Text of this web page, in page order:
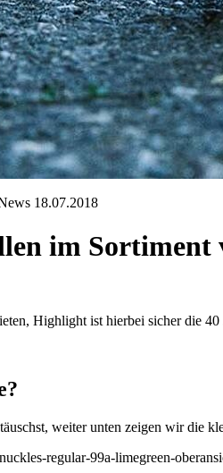
18.07.2018
im Sortiment
Highlight ist hierbei sicher die
weiter unten zeigen wir die